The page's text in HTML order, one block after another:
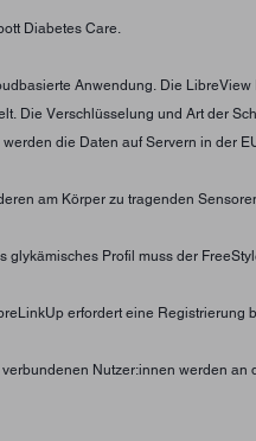
Diabetes Care.
Anwendung. Die
Die Verschlüsselung und Art der
die Daten auf Servern in der
am Körper zu tragenden
glykämisches Profil muss der
erfordert eine Registrierung
Nutzer:innen werden